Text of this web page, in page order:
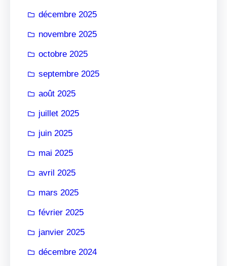
décembre 2025
novembre 2025
octobre 2025
septembre 2025
août 2025
juillet 2025
juin 2025
mai 2025
avril 2025
mars 2025
février 2025
janvier 2025
décembre 2024